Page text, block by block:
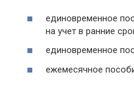
единовременное
на учет в ранние
единовременное
ежемесячное